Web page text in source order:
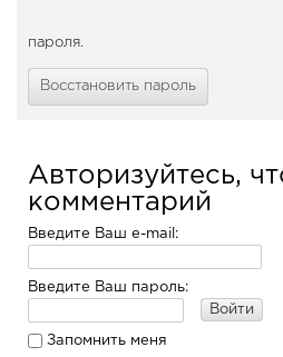
пароля.
Восстановить пароль
Авторизуйтесь,
комментарий
Введите Ваш e-mail:
Введите Ваш пароль:
Войти
Запомнить меня